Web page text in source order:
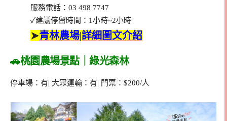
服務電話：03 498 7747
✓建議停留時間：1小時~2小時
➤青林農場|詳細圖文介紹
🚗桃園農場景點｜綠光森林
停車場：有| 大眾運輸：有| 門票：$200/人